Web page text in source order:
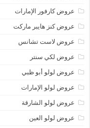
عروض كارفور الإمارات
عروض كنز هايبر ماركت
عروض لاست تشانس
عروض لكي سنتر
عروض لولو أبو ظبي
عروض لولو الإمارات
عروض لولو الشارقة
عروض لولو العين